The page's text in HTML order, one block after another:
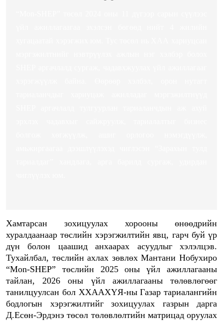
Хамтарсан зохицуулах хорооны өнөөдрийн
хуралдаанаар төслийн хэрэгжилтийн явц, гарч буй үр
дүн болон цаашид анхаарах асуудлыг хэлэлцэв.
Тухайлбал, төслийн ахлах зөвлөх Мантани Нобухиро
“Mon-SHEP” төслийн 2025 оны үйл ажиллагааны
тайлан, 2026 оны үйл ажиллагааны төлөвлөгөөг
танилцуулсан бол ХХААХҮЯ-ны Газар тариалангийн
бодлогын хэрэгжилтийг зохицуулах газрын дарга
Д.Есөн-Эрдэнэ төсөл төлөвлөлтийн матрицад оруулах